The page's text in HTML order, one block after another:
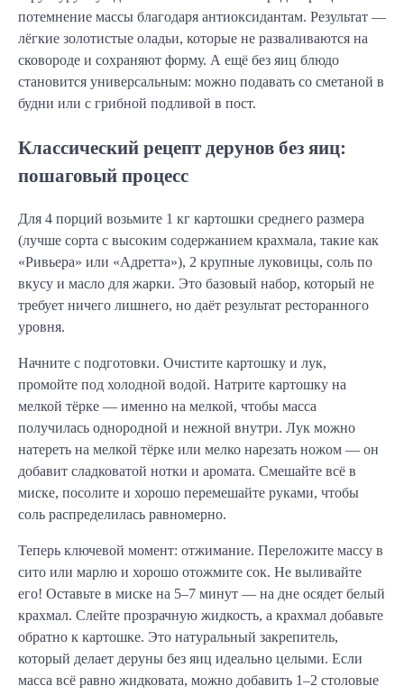
потемнение массы благодаря антиоксидантам. Результат —
лёгкие золотистые оладьи, которые не разваливаются на
сковороде и сохраняют форму. А ещё без яиц блюдо
становится универсальным: можно подавать со сметаной в
будни или с грибной подливой в пост.
Классический рецепт дерунов без яиц:
пошаговый процесс
Для 4 порций возьмите 1 кг картошки среднего размера
(лучше сорта с высоким содержанием крахмала, такие как
«Ривьера» или «Адретта»), 2 крупные луковицы, соль по
вкусу и масло для жарки. Это базовый набор, который не
требует ничего лишнего, но даёт результат ресторанного
уровня.
Начните с подготовки. Очистите картошку и лук,
промойте под холодной водой. Натрите картошку на
мелкой тёрке — именно на мелкой, чтобы масса
получилась однородной и нежной внутри. Лук можно
натереть на мелкой тёрке или мелко нарезать ножом — он
добавит сладковатой нотки и аромата. Смешайте всё в
миске, посолите и хорошо перемешайте руками, чтобы
соль распределилась равномерно.
Теперь ключевой момент: отжимание. Переложите массу в
сито или марлю и хорошо отожмите сок. Не выливайте
его! Оставьте в миске на 5–7 минут — на дне осядет белый
крахмал. Слейте прозрачную жидкость, а крахмал добавьте
обратно к картошке. Это натуральный закрепитель,
который делает деруны без яиц идеально целыми. Если
масса всё равно жидковата, можно добавить 1–2 столовые